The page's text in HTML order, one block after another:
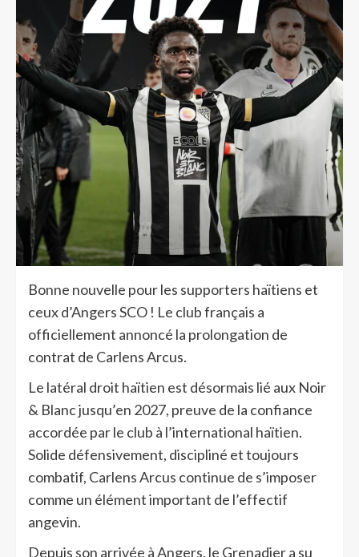
Bonne nouvelle pour les supporters haïtiens et
ceux d’Angers SCO ! Le club français a
officiellement annoncé la prolongation de
contrat de Carlens Arcus.
Le latéral droit haïtien est désormais lié aux Noir
& Blanc jusqu’en 2027, preuve de la confiance
accordée par le club à l’international haïtien.
Solide défensivement, discipliné et toujours
combatif, Carlens Arcus continue de s’imposer
comme un élément important de l’effectif
angevin.
Depuis son arrivée à Angers, le Grenadier a su